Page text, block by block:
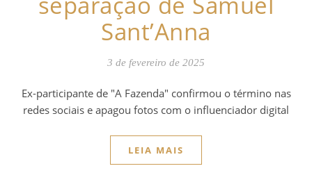
Sant’Anna
3 de fevereiro de 2025
Ex-participante de "A Fazenda" confirmou o término nas
redes sociais e apagou fotos com o influenciador digital
LEIA MAIS